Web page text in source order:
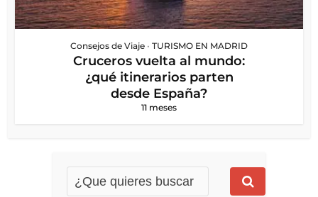
Consejos de Viaje • TURISMO EN MADRID
Cruceros vuelta al mundo:
¿qué itinerarios parten
desde España?
11 meses